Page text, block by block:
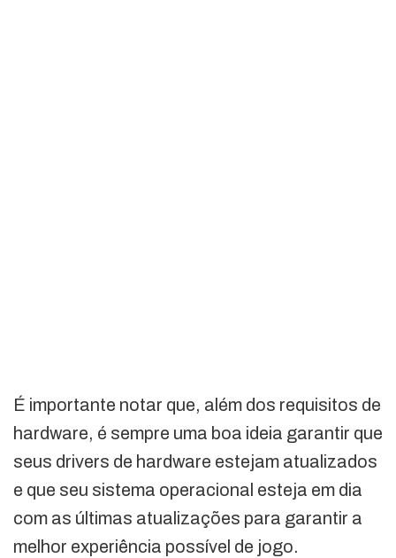
É importante notar que, além dos requisitos de
hardware, é sempre uma boa ideia garantir que
seus drivers de hardware estejam atualizados
e que seu sistema operacional esteja em dia
com as últimas atualizações para garantir a
melhor experiência possível de jogo.